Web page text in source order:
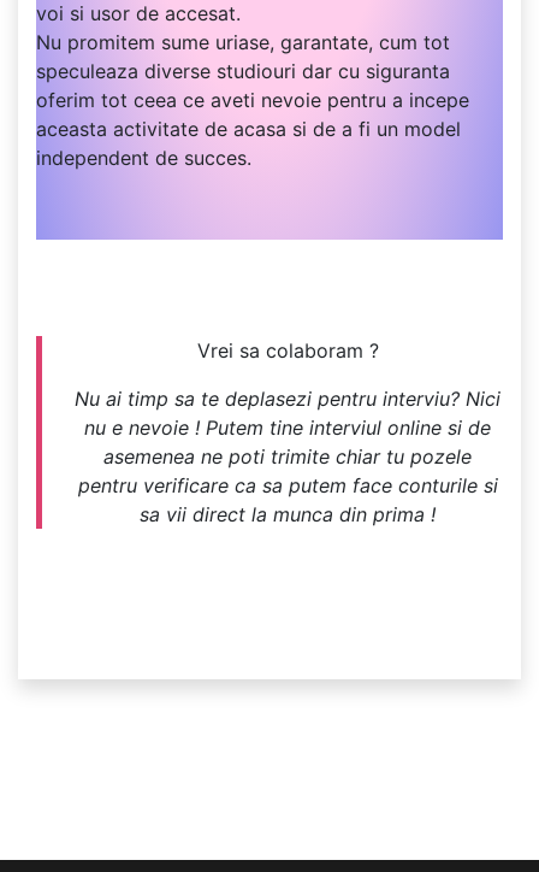
voi si usor de accesat.
Nu promitem sume uriase, garantate, cum tot
speculeaza diverse studiouri dar cu siguranta
oferim tot ceea ce aveti nevoie pentru a incepe
aceasta activitate de acasa si de a fi un model
independent de succes.
Vrei sa colaboram ?
Nu ai timp sa te deplasezi pentru interviu? Nici
nu e nevoie ! Putem tine interviul online si de
asemenea ne poti trimite chiar tu pozele
pentru verificare ca sa putem face conturile si
sa vii direct la munca din prima !